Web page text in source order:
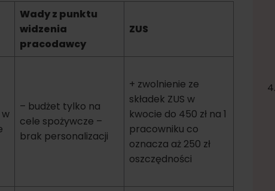
Wady z punktu
widzenia
pracodawcy
ZUS
– budżet tylko na
cele spożywcze –
brak personalizacji
+ zwolnienie ze
składek ZUS w
kwocie do 450 zł na 1
pracowniku co
oznacza aż 250 zł
oszczędności